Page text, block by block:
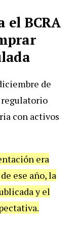
el BCRA
de
regulatorio
con activos
era
ese año, la
y el